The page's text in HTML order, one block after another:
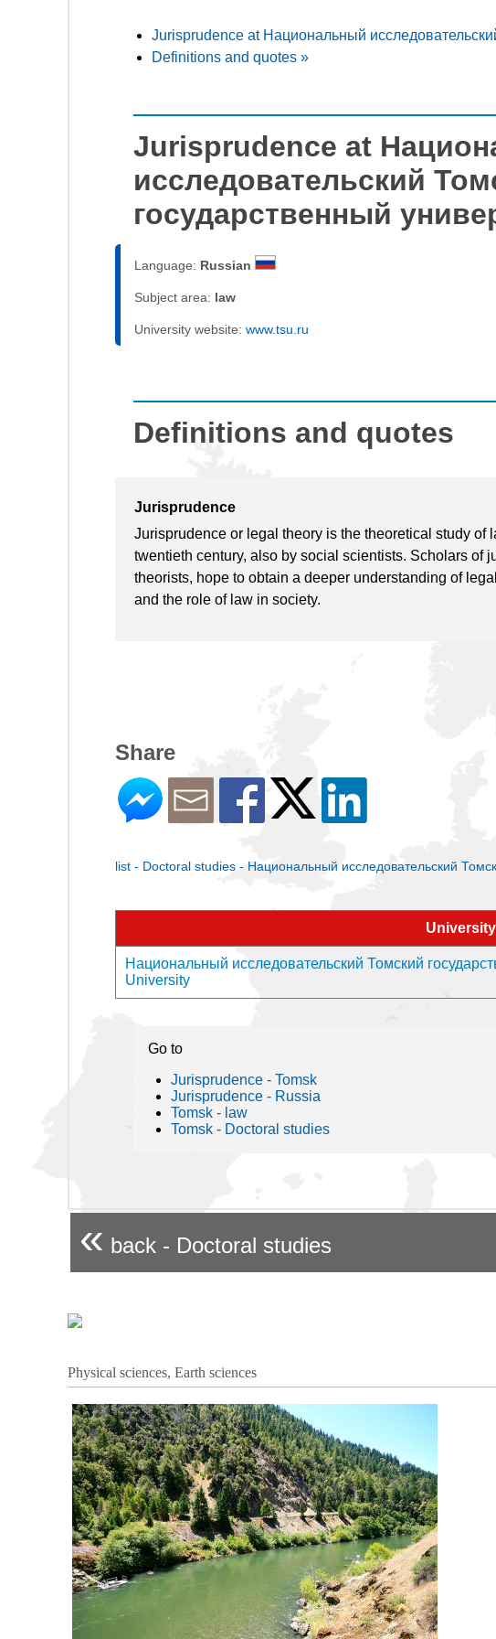
Jurisprudence at Национальный
Definitions and quotes »
Jurisprudence at
исследовательский
государственный
Language: Russian
Subject area: law
University website: www.tsu.ru
Definitions and quotes
Jurisprudence
Jurisprudence or legal theory is the theoretical study of
twentieth century, also by social scientists. Scholars of
theorists, hope to obtain a deeper understanding of
and the role of law in society.
Share
list - Doctoral studies - Национальный исследовательский
University
Национальный исследовательский Томский
University
Go to
Jurisprudence - Tomsk
Jurisprudence - Russia
Tomsk - law
Tomsk - Doctoral studies
« back - Doctoral studies
Physical sciences, Earth sciences